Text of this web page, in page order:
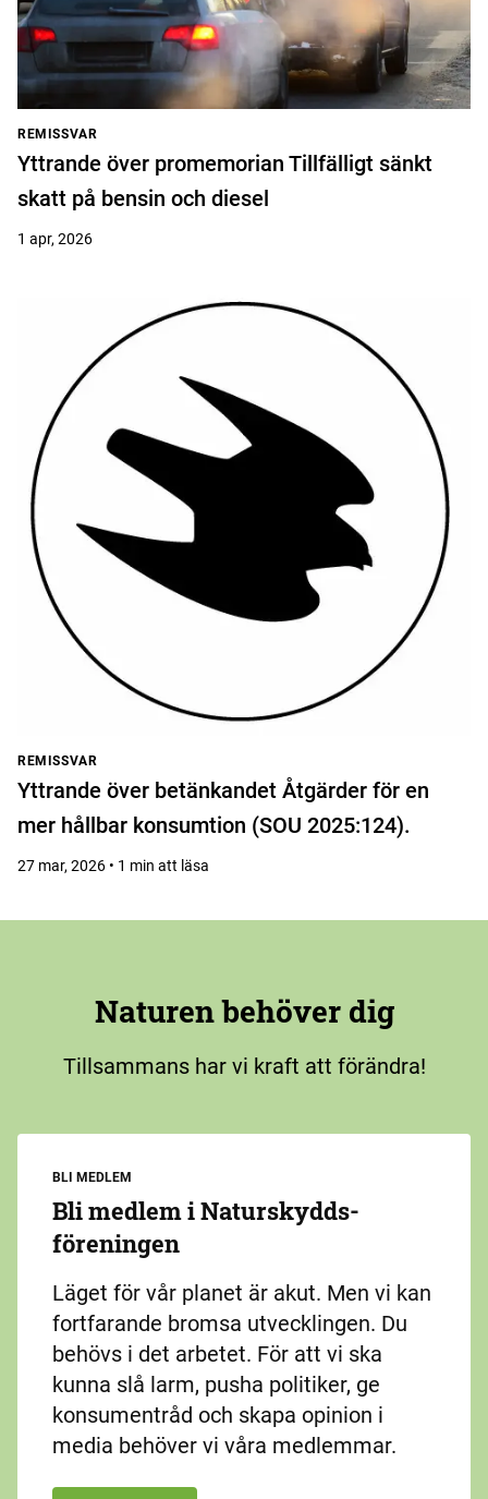
REMISSVAR
Yttrande över promemorian Tillfälligt sänkt
skatt på bensin och diesel
1 apr, 2026
REMISSVAR
Yttrande över betänkandet Åtgärder för en
mer hållbar konsumtion (SOU 2025:124).
27 mar, 2026 • 1 min att läsa
Naturen behöver dig
Tillsammans har vi kraft att förändra!
BLI MEDLEM
Bli medlem i Naturskydds­
föreningen
Läget för vår planet är akut. Men vi kan
fortfarande bromsa utvecklingen. Du
behövs i det arbetet. För att vi ska
kunna slå larm, pusha politiker, ge
konsumentråd och skapa opinion i
media behöver vi våra medlemmar.